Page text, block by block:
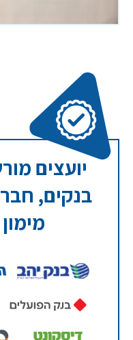
יועצים
בנקים,